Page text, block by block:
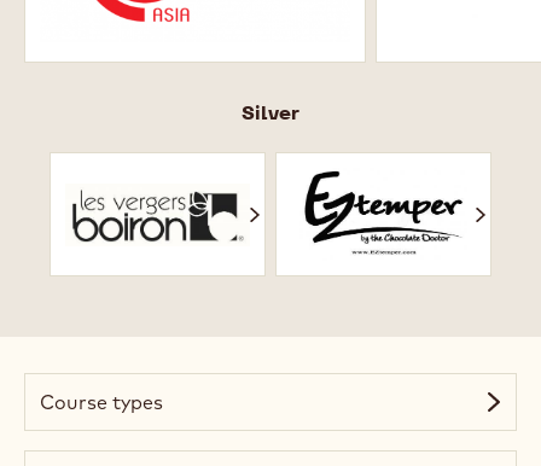
Silver
Eztemper
Academy
Course types